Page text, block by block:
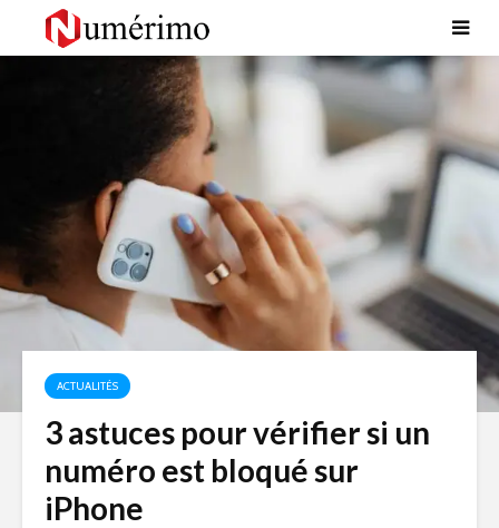
ACTUALITÉS
3 astuces pour vérifier si un
numéro est bloqué sur
iPhone